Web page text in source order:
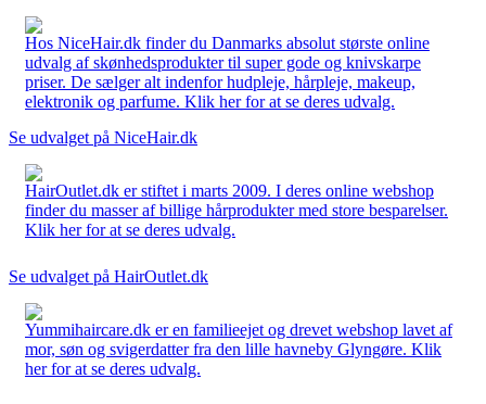
Hos NiceHair.dk finder du Danmarks absolut største online
udvalg af skønhedsprodukter til super gode og knivskarpe
priser. De sælger alt indenfor hudpleje, hårpleje, makeup,
elektronik og parfume. Klik her for at se deres udvalg.
Se udvalget på NiceHair.dk
HairOutlet.dk er stiftet i marts 2009. I deres online webshop
finder du masser af billige hårprodukter med store besparelser.
Klik her for at se deres udvalg.
Se udvalget på HairOutlet.dk
Yummihaircare.dk er en familieejet og drevet webshop lavet af
mor, søn og svigerdatter fra den lille havneby Glyngøre. Klik
her for at se deres udvalg.